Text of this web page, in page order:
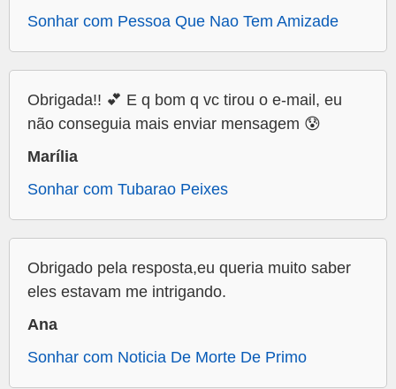
Sonhar com Pessoa Que Nao Tem Amizade
Obrigada!! 💕 E q bom q vc tirou o e-mail, eu
não conseguia mais enviar mensagem 😰
Marília
Sonhar com Tubarao Peixes
Obrigado pela resposta,eu queria muito saber
eles estavam me intrigando.
Ana
Sonhar com Noticia De Morte De Primo